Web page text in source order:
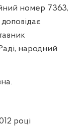
номер 7363,
народний
році